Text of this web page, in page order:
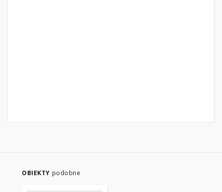
OBIEKTY podobne